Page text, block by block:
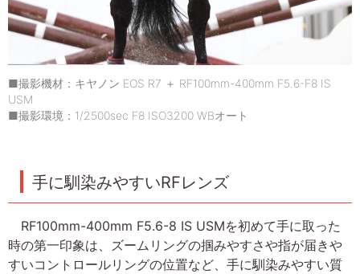
■撮影機材：キヤノン EOS R7 ＋ RF100mm-400mm F5.6-F8 IS
USM
■撮影環境：1/2500sec F8 ISO3200 WBオート
手に馴染みやすいRFレンズ
RF100mm-400mm F5.6-8 IS USMを初めて手に取った
時の第一印象は、ズームリングの掴みやすさや指が届きや
すいコントロールリングの位置など、手に馴染みやすい質